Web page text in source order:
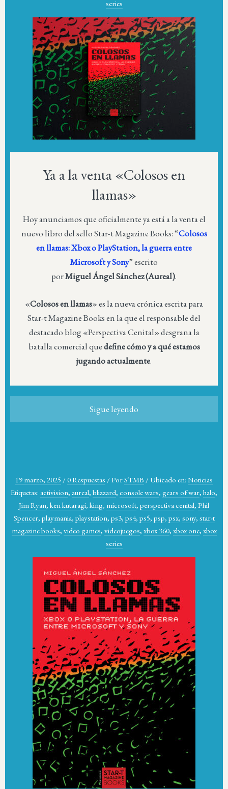
series
Ya a la venta «Colosos en
llamas»
Hoy anunciamos que oficialmente ya está a la venta el
nuevo libro del sello Star-t Magazine Books: “Colosos
en llamas: Xbox o PlayStation, la guerra entre
Microsoft y Sony” escrito
porMiguel Ángel Sánchez (Aureal).
«Colosos en llamas» es la nueva crónica escrita para
Star-t Magazine Books en la que el responsable del
destacado blog «Perspectiva Cenital» desgrana la
batalla comercial quedefine cómo y a qué estamos
jugando actualmente.
Sigue leyendo
19 marzo, 2025 /0 Respuestas /PorSTMB / Ubicado en: Noticias
Etiquetas: activision, aureal, blizzard, console wars, gears of war, halo,
Jim Ryan, ken kutaragi, king, microsoft, perspectiva cenital, Phil
Spencer, playmania, playstation, ps3, ps4, ps5, psp, psx, sony, star-t
magazine books, video games, videojuegos, xbox 360, xbox one, xbox
series